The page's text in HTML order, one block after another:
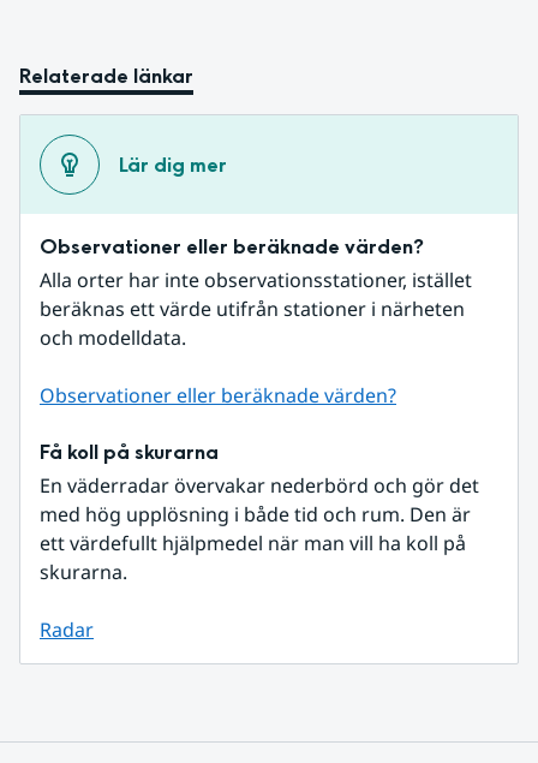
Relaterade länkar
Lär dig mer
Observationer eller beräknade värden?
Alla orter har inte observationsstationer, istället
beräknas ett värde utifrån stationer i närheten
och modelldata.
Observationer eller beräknade värden?
Få koll på skurarna
En väderradar övervakar nederbörd och gör det
med hög upplösning i både tid och rum. Den är
ett värdefullt hjälpmedel när man vill ha koll på
skurarna.
Radar